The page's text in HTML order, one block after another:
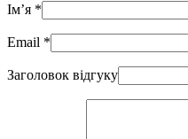
Ім’я *
Email *
Заголовок відгуку